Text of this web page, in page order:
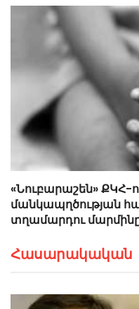
«Նուբարաշեն» ՔԿՀ-
մանկապղծության
տղամարդու
Հասարակական